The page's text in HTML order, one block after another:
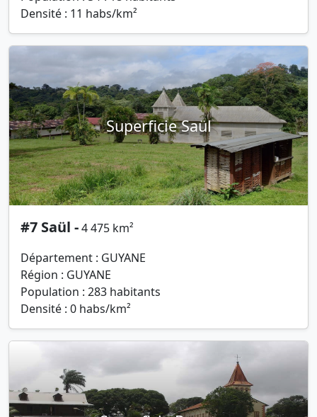
Densité : 11 habs/km²
Superficie Saül
#7 Saül -4 475 km²
Département : GUYANE
Région : GUYANE
Population : 283 habitants
Densité : 0 habs/km²